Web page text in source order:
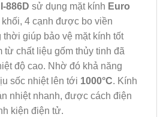
886D sử dụng mặt kính Euro
khối, 4 cạnh được bo viền
thời giúp bảo vệ mặt kính tốt
từ chất liệu gốm thủy tinh đã
độ cao. Nhờ đó khả năng
sốc nhiệt lên tới 1000°C. Kính
nhiệt nhanh, được cách điện
kiện điện tử.